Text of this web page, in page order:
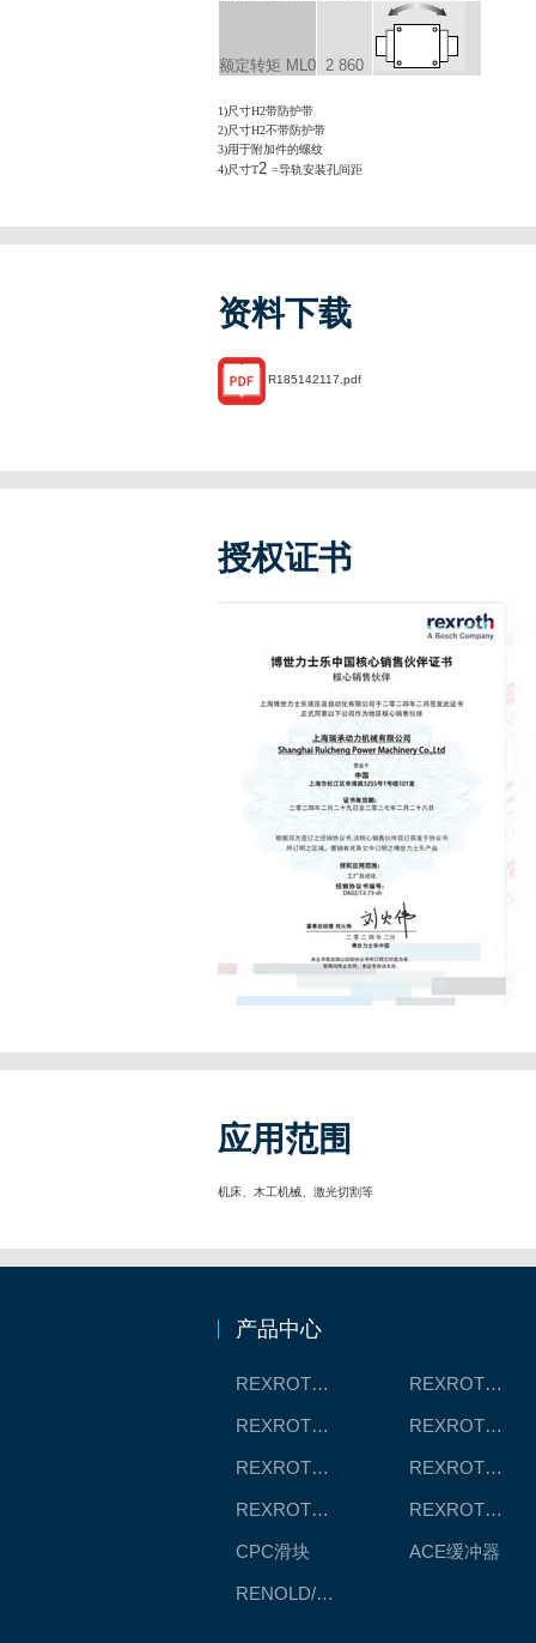
额定转矩 ML0 2 860
1)尺寸H2带防护带
2)尺寸H2不带防护带
3)用于附加件的螺纹
4)尺寸T2 =导轨安装孔间距
资料下载
R185142117.pdf
授权证书
应用范围
机床、木工机械、激光切割等
产品中心
REXROTH工厂解决方案 REXROTH/力士乐线性产品
REXROTH丝杠螺母 REXROTH直线模组
REXROTH测量系统IMS REXROTH/力士乐电动缸
REXROTH/力士乐油压 REXROTH/力士乐伺服驱动
CPC滑块 ACE缓冲器
RENOLD/雷诺德工业链条